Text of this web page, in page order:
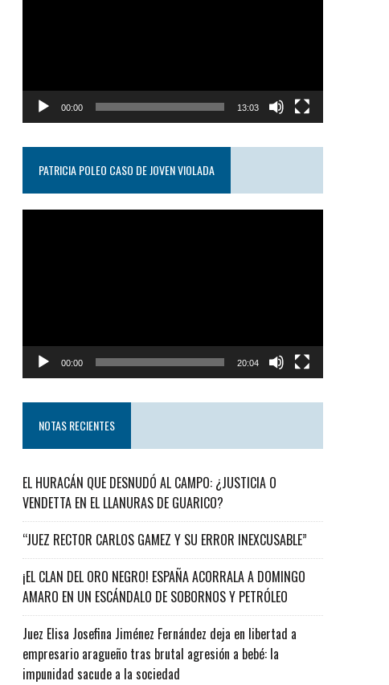
00:00 13:03
PATRICIA POLEO CASO DE JOVEN VIOLADA
00:00 20:04
NOTAS RECIENTES
EL HURACÁN QUE DESNUDÓ AL CAMPO: ¿JUSTICIA O
VENDETTA EN EL LLANURAS DE GUARICO?
“JUEZ RECTOR CARLOS GAMEZ Y SU ERROR INEXCUSABLE”
¡EL CLAN DEL ORO NEGRO! ESPAÑA ACORRALA A DOMINGO
AMARO EN UN ESCÁNDALO DE SOBORNOS Y PETRÓLEO
Juez Elisa Josefina Jiménez Fernández deja en libertad a
empresario aragueño tras brutal agresión a bebé: la
impunidad sacude a la sociedad